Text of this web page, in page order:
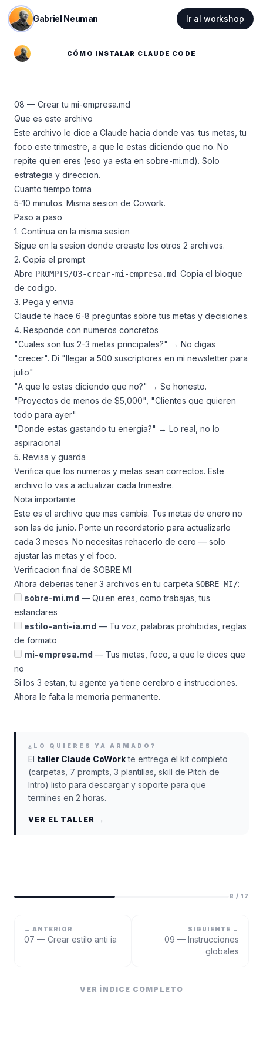
Gabriel Neuman Ir al workshop
CÓMO INSTALAR CLAUDE CODE
08 — Crear tu mi-empresa.md
Que es este archivo
Este archivo le dice a Claude hacia donde vas: tus metas, tu
foco este trimestre, a que le estas diciendo que no. No
repite quien eres (eso ya esta en sobre-mi.md). Solo
estrategia y direccion.
Cuanto tiempo toma
5-10 minutos. Misma sesion de Cowork.
Paso a paso
1. Continua en la misma sesion
Sigue en la sesion donde creaste los otros 2 archivos.
2. Copia el prompt
Abre PROMPTS/03-crear-mi-empresa.md. Copia el bloque
de codigo.
3. Pega y envia
Claude te hace 6-8 preguntas sobre tus metas y decisiones.
4. Responde con numeros concretos
"Cuales son tus 2-3 metas principales?" → No digas
"crecer". Di "llegar a 500 suscriptores en mi newsletter para
julio"
"A que le estas diciendo que no?" → Se honesto.
"Proyectos de menos de $5,000", "Clientes que quieren
todo para ayer"
"Donde estas gastando tu energia?" → Lo real, no lo
aspiracional
5. Revisa y guarda
Verifica que los numeros y metas sean correctos. Este
archivo lo vas a actualizar cada trimestre.
Nota importante
Este es el archivo que mas cambia. Tus metas de enero no
son las de junio. Ponte un recordatorio para actualizarlo
cada 3 meses. No necesitas rehacerlo de cero — solo
ajustar las metas y el foco.
Verificacion final de SOBRE MI
Ahora deberias tener 3 archivos en tu carpeta SOBRE MI/:
sobre-mi.md — Quien eres, como trabajas, tus
estandares
estilo-anti-ia.md — Tu voz, palabras prohibidas, reglas
de formato
mi-empresa.md — Tus metas, foco, a que le dices que
no
Si los 3 estan, tu agente ya tiene cerebro e instrucciones.
Ahora le falta la memoria permanente.
¿LO QUIERES YA ARMADO?
El taller Claude CoWorkte entrega el kit completo
(carpetas, 7 prompts, 3 plantillas, skill de Pitch de
Intro) listo para descargar y soporte para que
termines en 2 horas.
VER EL TALLER →
8 / 17
← ANTERIOR
07 — Crear estilo anti ia
SIGUIENTE →
09 — Instrucciones
globales
VER ÍNDICE COMPLETO